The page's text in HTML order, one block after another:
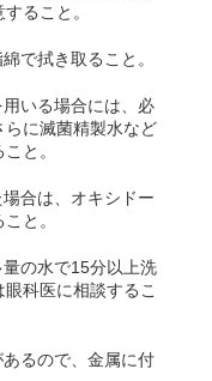
ること。
で拭き取ること。
いる場合には、必
に滅菌精製水など
と。
合は、オキシドー
と。
の水で15分以上洗
科医に相談するこ
るので、金属に付